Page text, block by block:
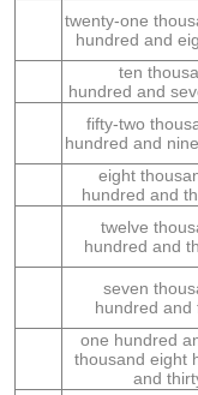
twenty-one
hundred and
ten
hundred and
fifty-two
hundred and
eight
hundred and
twelve
hundred and
seven
hundred and
one hundred
thousand eight
and